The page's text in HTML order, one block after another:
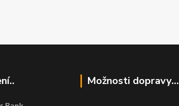
Možnosti dopravy...